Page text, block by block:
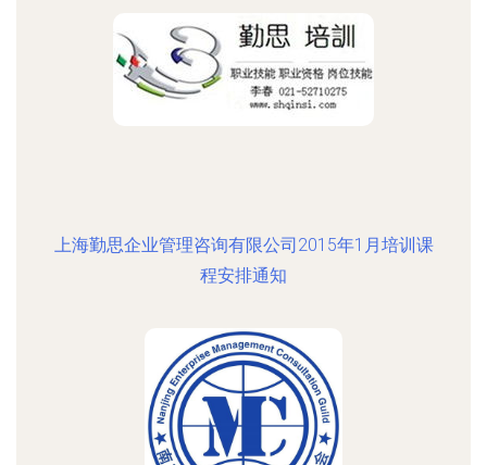
上海勤思企业管理咨询有限公司2015年1月培训课
程安排通知